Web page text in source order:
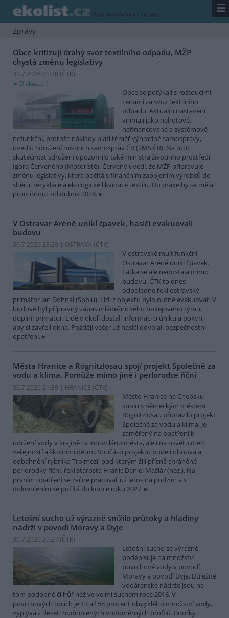
/ zpravodajství / zprávy ☰
Zprávy
Obce kritizují drahý svoz textilního odpadu, MŽP
chystá změnu legislativy
31.7.2026 01:28 (ČTK)
Diskuse: 1
Obce se potýkají s rostoucími
cenami za svoz textilního
odpadu. Aktuální nastavení
vnímají jako nehotové,
nefinancované a systémově
nefunkční, protože náklady platí téměř výhradně samosprávy,
uvedlo Sdružení místních samospráv ČR (SMS ČR). Na tuto
skutečnost sdružení upozornilo také ministra životního prostředí
Igora Červeného (Motoristé). Červený uvedl, že MŽP připravuje
změnu legislativy, která počítá s finančním zapojením výrobců do
sběru, recyklace a ekologické likvidace textilu. Do praxe by se měla
promítnout od dubna 2028.
V Ostravar Aréně unikl čpavek, hasiči evakuovali
budovu
30.7.2026 23:20 | OSTRAVA (ČTK)
V ostravské multifunkční
Ostravar Aréně unikl čpavek.
Látka se ale nedostala mimo
budovu. ČTK to dnes
odpoledne řekl ostravský
primátor Jan Dohnal (Spolu). Lidi z objektu bylo nutné evakuovat. V
budově byl přípravný zápas mládežnického hokejového týmu,
doplnil primátor. Lidé v okolí dostali informaci o úniku a pokyn,
aby si zavřeli okna. Později večer už hasiči odvolali bezpečnostní
opatření.
Města Hranice a Rögnitzlosau spojí projekt Společně za
vodu a klima. Pomůže mimo jiné i perlorodce říční
30.7.2026 21:39 | HRANICE (ČTK)
Město Hranice na Chebsku
spolu s německým městem
Rögnitzlosau připravilo projekt
Společně za vodu a klima. Je
zaměřený na opatření k
udržení vody v krajině i v intravilánu města, ale i na osvětu mezi
veřejností a školními dětmi. Součástí projektu bude i obnova a
odbahnění rybníka Trojmezí, pod kterým žijí přísně chráněné
perlorodky říční, řekl starosta Hranic Daniel Mašlár (nez.). Na
prvním opatření se začne pracovat už letos na podzim a s
dokončením se počítá do konce roku 2027.
Letošní sucho už výrazně snížilo průtoky a hladiny
nádrží v povodí Moravy a Dyje
30.7.2026 20:27 (ČTK)
Letošní sucho se výrazně
podepisuje na množství
povrchové vody v povodí
Moravy a povodí Dyje. Důležité
vodárenské nádrže jsou na
tom podobně či hůř než ve velmi suchém roce 2018. V
povrchových tocích je 13 až 58 procent obvyklého množství vody,
vyplývá z deseti hodnocených vodoměrných profilů. Bouřky